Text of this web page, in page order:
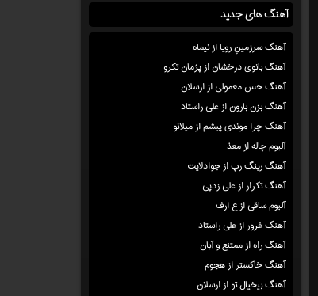
آهنگ های جدید
آهنگ سرزمینِ رویا از نیماه
آهنگ بانوی درخشان از پژمان تکرو
آهنگ حس معمولی از ارسلان
آهنگ بزن بارون از علی راستاد
آهنگ چرا موندی پیشم از میلانو
آلبوم چاله از معذ
آهنگ رینگ رپ از جوادلایت
آهنگ تکرار از علی زدپی
آلبوم ساقی از ع ارف
آهنگ غرور از علی راستاد
آهنگ راه از ممتنع و آبان
آهنگ خاکستر از هجوم
آهنگ بیخیال تو از ارسلان